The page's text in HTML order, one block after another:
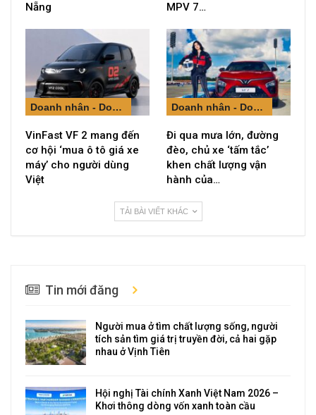
Nẵng
MPV 7…
Doanh nhân - Doanh nghiệp
VinFast VF 2 mang đến
cơ hội ‘mua ô tô giá xe
máy’ cho người dùng
Việt
Doanh nhân - Doanh nghiệp
Đi qua mưa lớn, đường
đèo, chủ xe ‘tấm tắc’
khen chất lượng vận
hành của…
TẢI BÀI VIẾT KHÁC
Tin mới đăng
Người mua ở tìm chất lượng sống, người
tích sản tìm giá trị truyền đời, cả hai gặp
nhau ở Vịnh Tiên
Hội nghị Tài chính Xanh Việt Nam 2026 –
Khơi thông dòng vốn xanh toàn cầu